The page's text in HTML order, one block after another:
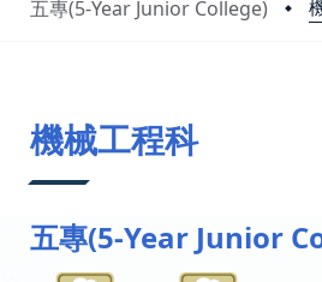
五專(5-Year Junior College)
機械工程科
五專(5-Year Junior